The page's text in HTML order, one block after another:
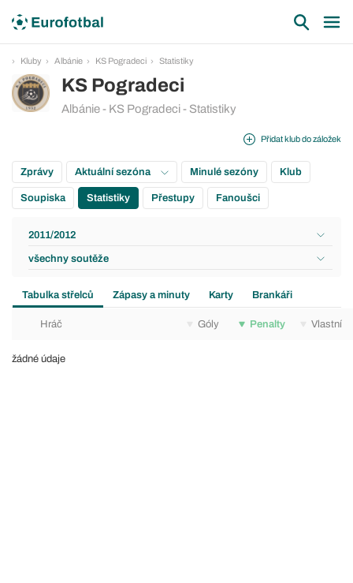
Kluby Albánie KS Pogradeci Statistiky
KS Pogradeci
Albánie - KS Pogradeci - Statistiky
Přidat klub do záložek
Zprávy Aktuální sezóna Minulé sezóny Klub
Soupiska Statistiky Přestupy Fanoušci
2011/2012
všechny soutěže
Tabulka střelců Zápasy a minuty Karty Brankáři
Hráč Góly Penalty Vlastní
žádné údaje